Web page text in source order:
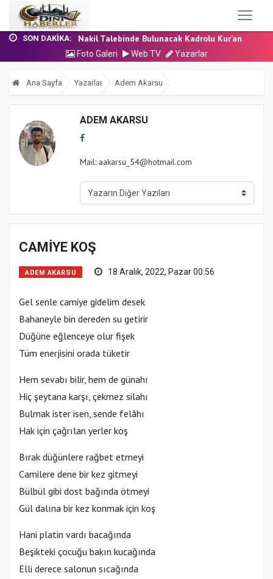
SON DAKIKA:
24 Temmuz 2026 - Cuma Hutbesi
7 Ağustos 2026 - Cuma Hutbesi
Nakil Talebinde Bulunacak Kadrolu Kur’an...
Aşçı Alımı (Kurum İçi) Sınavı (Sözlü) So...
24 Temmuz 2026 - Cuma Hutbesi
7 Ağustos 2026 - Cuma Hutbesi
Foto Galeri Web TV Yazarlar
Ana Sayfa Yazarlar Adem Akarsu
ADEM AKARSU
Mail: aakarsu_54@hotmail.com
CAMİYE KOŞ
ADEM AKARSU 18 Aralık, 2022, Pazar 00:56
Gel senle camiye gidelim desek
Bahaneyle bin dereden su getirir
Düğüne eğlenceye olur fişek
Tüm enerjisini orada tüketir
Hem sevabı bilir, hem de günahı
Hiç şeytana karşı, çekmez silahı
Bulmak ister isen, sende felâhı
Hak için çağrılan yerler koş
Bırak düğünlere rağbet etmeyi
Camilere dene bir kez gitmeyi
Bülbül gibi dost bağında ötmeyi
Gül dalına bir kez konmak için koş
Hani platin vardı bacağında
Beşikteki çocuğu bakın kucağında
Elli derece salonun sıcağında